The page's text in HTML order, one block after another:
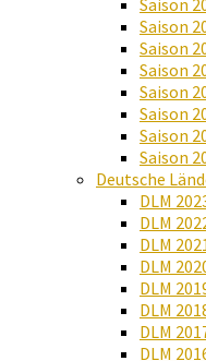
Saison
Saison
Saison
Saison
Saison
Saison
Saison
Saison
Deutsche
DLM
DLM
DLM
DLM
DLM
DLM
DLM
DLM